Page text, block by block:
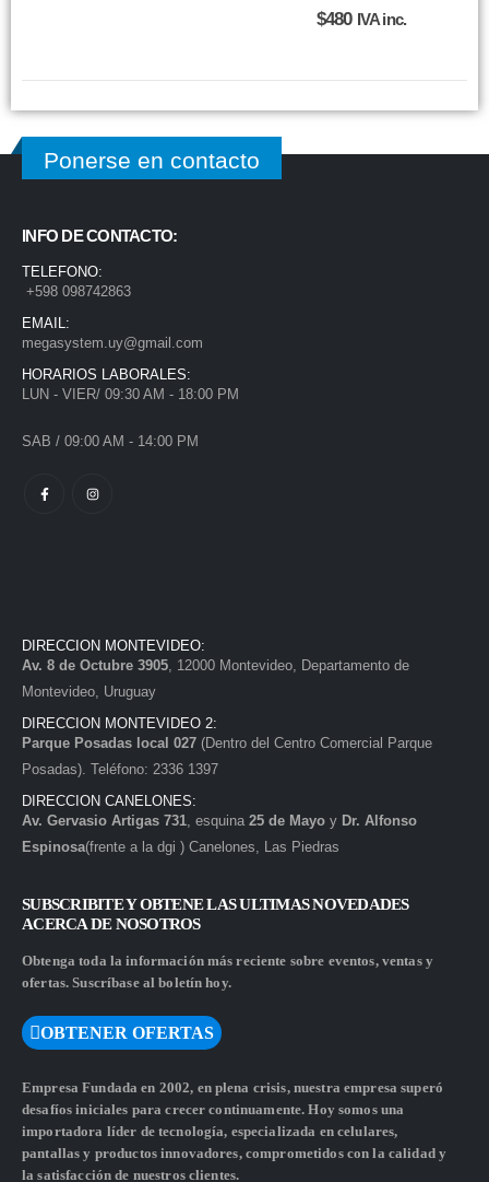
$480 IVA inc.
Ponerse en contacto
INFO DE CONTACTO:
TELEFONO:
+598 098742863
EMAIL:
megasystem.uy@gmail.com
HORARIOS LABORALES:
LUN - VIER/ 09:30 AM - 18:00 PM
SAB / 09:00 AM - 14:00 PM
DIRECCION MONTEVIDEO:
Av. 8 de Octubre 3905, 12000 Montevideo, Departamento de
Montevideo, Uruguay
DIRECCION MONTEVIDEO 2:
Parque Posadas local 027 (Dentro del Centro Comercial Parque
Posadas). Teléfono: 2336 1397
DIRECCION CANELONES:
Av. Gervasio Artigas 731, esquina 25 de Mayo y Dr. Alfonso
Espinosa(frente a la dgi ) Canelones, Las Piedras
SUBSCRIBITE Y OBTENE LAS ULTIMAS NOVEDADES
ACERCA DE NOSOTROS
Obtenga toda la información más reciente sobre eventos, ventas y
ofertas. Suscríbase al boletín hoy.
OBTENER OFERTAS
Empresa Fundada en 2002, en plena crisis, nuestra empresa superó
desafíos iniciales para crecer continuamente. Hoy somos una
importadora líder de tecnología, especializada en celulares,
pantallas y productos innovadores, comprometidos con la calidad y
la satisfacción de nuestros clientes.